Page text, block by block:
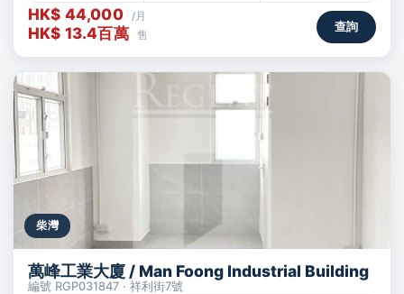
HK$ 44,000 /月
HK$ 13.4百萬 售
查詢
柴灣
萬峰工業大廈 / Man Foong Industrial Building
編號 RGP031847 · 祥利街7號